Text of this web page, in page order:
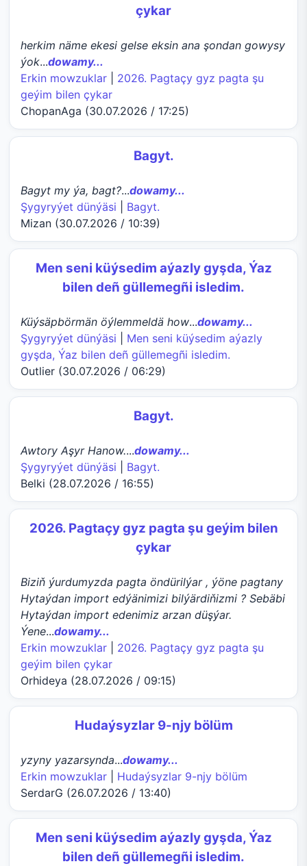
çykar
herkim näme ekesi gelse eksin ana şondan gowysy
ýok...dowamy...
Erkin mowzuklar
2026. Pagtaçy gyz pagta şu
geýim bilen çykar
ChopanAga (30.07.2026 / 17:25)
Bagyt.
Bagyt my ýa, bagt?...dowamy...
Şygyryýet dünýäsi
Bagyt.
Mizan (30.07.2026 / 10:39)
Men seni küýsedim aýazly gyşda, Ýaz
bilen deñ güllemegñi isledim.
Küýsäpbörmän öýlemmeldä how...dowamy...
Şygyryýet dünýäsi
Men seni küýsedim aýazly
gyşda, Ýaz bilen deñ güllemegñi isledim.
Outlier (30.07.2026 / 06:29)
Bagyt.
Awtory Aşyr Hanow....dowamy...
Şygyryýet dünýäsi
Bagyt.
Belki (28.07.2026 / 16:55)
2026. Pagtaçy gyz pagta şu geýim bilen
çykar
Biziň ýurdumyzda pagta öndürilýar , ýöne pagtany
Hytaýdan import edýänimizi bilýärdiňizmi ? Sebäbi
Hytaýdan import edenimiz arzan düşýar.
Ýene...dowamy...
Erkin mowzuklar
2026. Pagtaçy gyz pagta şu
geýim bilen çykar
Orhideya (28.07.2026 / 09:15)
Hudaýsyzlar 9-njy bölüm
yzyny yazarsynda...dowamy...
Erkin mowzuklar
Hudaýsyzlar 9-njy bölüm
SerdarG (26.07.2026 / 13:40)
Men seni küýsedim aýazly gyşda, Ýaz
bilen deñ güllemegñi isledim.